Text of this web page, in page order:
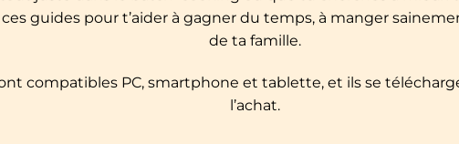
ces guides pour t’aider à gagner du temps, à manger
de ta famille.
compatibles PC, smartphone et tablette, et ils se
l’achat.